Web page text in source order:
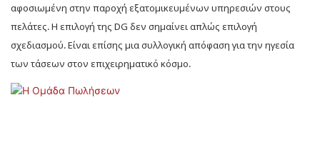
αφοσιωμένη στην παροχή εξατομικευμένων υπηρεσιών στους
πελάτες. Η επιλογή της DG δεν σημαίνει απλώς επιλογή
σχεδιασμού. Είναι επίσης μια συλλογική απόφαση για την ηγεσία
των τάσεων στον επιχειρηματικό κόσμο.